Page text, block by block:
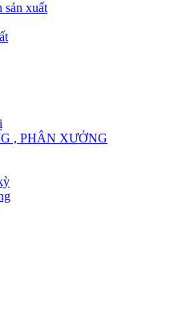
sản xuất
, PHÂN XƯỞNG